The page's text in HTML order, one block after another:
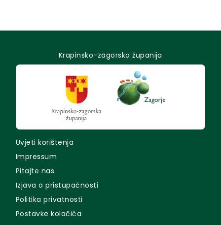
Krapinsko-zagorska županija
Uvjeti korištenja
Impressum
Pitajte nas
Izjava o pristupačnosti
Politika privatnosti
Postavke kolačića